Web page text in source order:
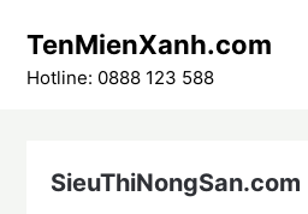
content
TenMienXanh.com
Hotline: 0888 123 588
SieuThiNongSan.com